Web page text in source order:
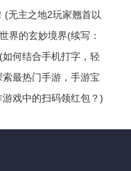
(无主之地2玩家翘首以
化！)
界的玄妙境界(续写：
秘奥妙)
何结合手机打字，轻
最热门手游，手游宝
戏中的扫码领红包？)